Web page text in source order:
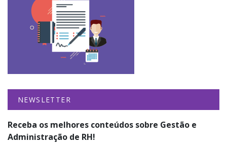
NEWSLETTER
Receba os melhores conteúdos sobre Gestão e
Administração de RH!